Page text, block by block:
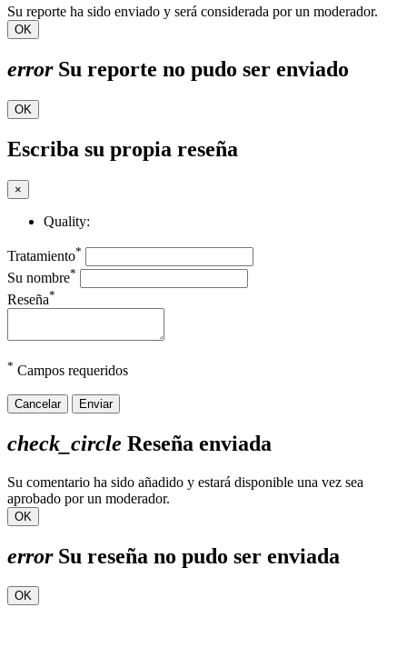
Su reporte ha sido enviado y será considerada por un moderador.
OK
errorSu reporte no pudo ser enviado
OK
Escriba su propia reseña
×
Quality:
Tratamiento*
Su nombre*
Reseña*
* Campos requeridos
Cancelar Enviar
check_circle Reseña enviada
Su comentario ha sido añadido y estará disponible una vez sea
aprobado por un moderador.
OK
errorSu reseña no pudo ser enviada
OK